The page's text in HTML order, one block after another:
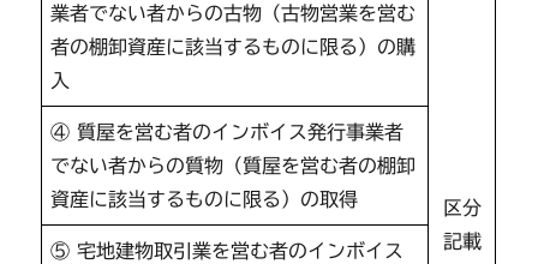
業者でない者からの古物（古物営業を営む
者の棚卸資産に該当するものに限る）の購
入
区分
記載
④ 質屋を営む者のインボイス発行事業者
でない者からの質物（質屋を営む者の棚卸
資産に該当するものに限る）の取得
⑤ 宅地建物取引業を営む者のインボイス